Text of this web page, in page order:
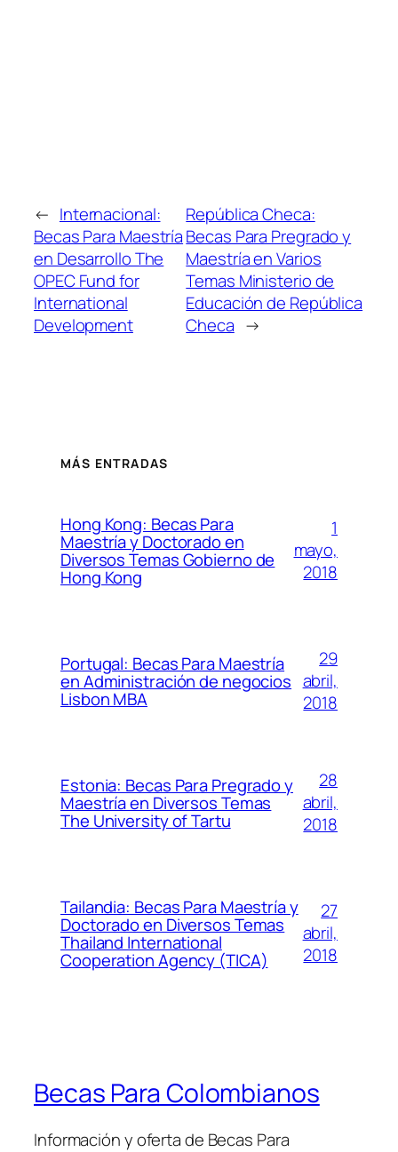
← Internacional:
Becas Para Maestría
en Desarrollo The
OPEC Fund for
International
Development
República Checa:
Becas Para Pregrado y
Maestría en Varios
Temas Ministerio de
Educación de República
Checa →
MÁS ENTRADAS
Hong Kong: Becas Para
Maestría y Doctorado en
Diversos Temas Gobierno de
Hong Kong
1
mayo,
2018
Portugal: Becas Para Maestría
en Administración de negocios
Lisbon MBA
29
abril,
2018
Estonia: Becas Para Pregrado y
Maestría en Diversos Temas
The University of Tartu
28
abril,
2018
Tailandia: Becas Para Maestría y
Doctorado en Diversos Temas
Thailand International
Cooperation Agency (TICA)
27
abril,
2018
Becas Para Colombianos
Información y oferta de Becas Para